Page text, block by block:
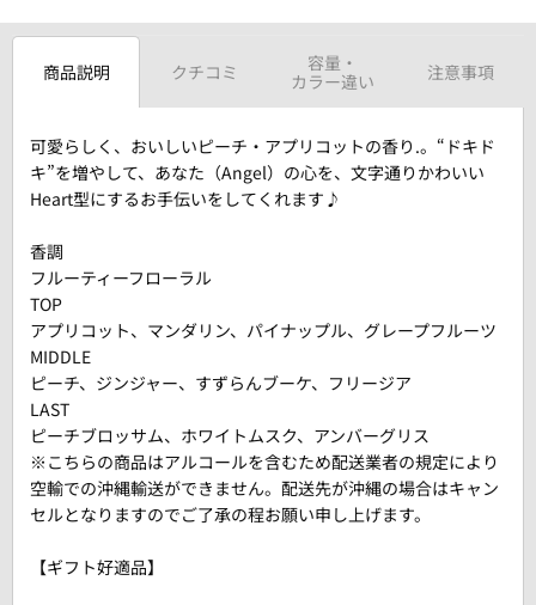
商品説明 クチコミ
容量・
カラー違い
注意事項
可愛らしく、おいしいピーチ・アプリコットの香り.。“ドキド
キ”を増やして、あなた（Angel）の心を、文字通りかわいい
Heart型にするお手伝いをしてくれます♪
香調
フルーティーフローラル
TOP
アプリコット、マンダリン、パイナップル、グレープフルーツ
MIDDLE
ピーチ、ジンジャー、すずらんブーケ、フリージア
LAST
ピーチブロッサム、ホワイトムスク、アンバーグリス
※こちらの商品はアルコールを含むため配送業者の規定により
空輸での沖縄輸送ができません。配送先が沖縄の場合はキャン
セルとなりますのでご了承の程お願い申し上げます。
【ギフト好適品】